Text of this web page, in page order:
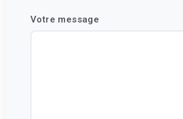
Votre message